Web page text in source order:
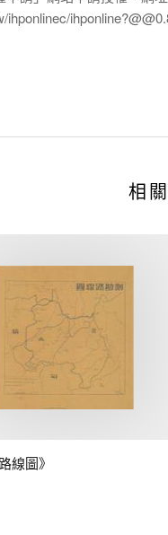
相
線圖》